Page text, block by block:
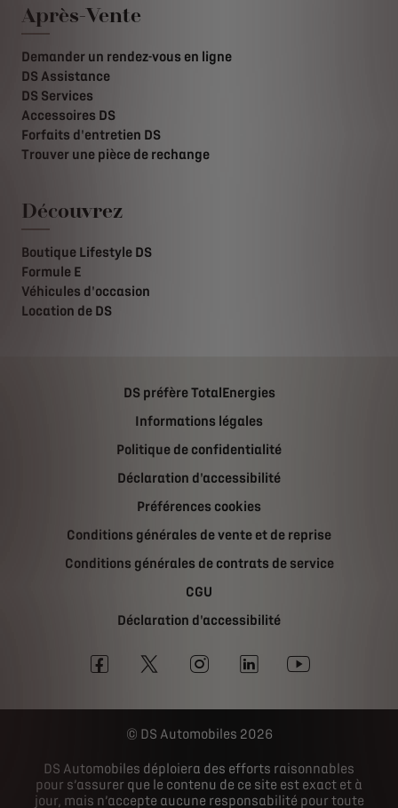
Après-Vente
Demander un rendez-vous en ligne
DS Assistance
DS Services
Accessoires DS
Forfaits d'entretien DS
Trouver une pièce de rechange
Découvrez
Boutique Lifestyle DS
Formule E
Véhicules d'occasion
Location de DS
DS préfère TotalEnergies
Informations légales
Politique de confidentialité
Déclaration d'accessibilité
Préférences cookies
Conditions générales de vente et de reprise
Conditions générales de contrats de service
CGU
Déclaration d'accessibilité
DS Automobiles 2026
DS Automobiles déploiera des efforts raisonnables
pour s’assurer que le contenu de ce site est exact et à
jour, mais n’accepte aucune responsabilité pour toute